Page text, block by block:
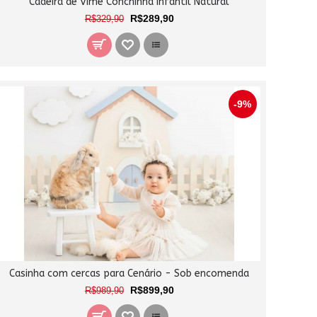
R$329,90 R$289,90
-9%
Casinha com cercas para Cenário - Sob encomenda
R$989,90 R$899,90